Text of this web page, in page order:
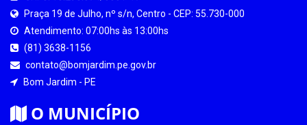
Praça 19 de Julho, nº s/n, Centro - CEP: 55.730-000
Atendimento: 07:00hs às 13:00hs
(81) 3638-1156
contato@bomjardim.pe.gov.br
Bom Jardim - PE
O MUNICÍPIO